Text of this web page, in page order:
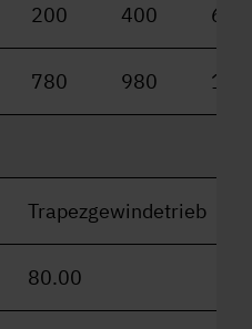
200 400 600
780 980
Trapezgewindetrieb
80.00